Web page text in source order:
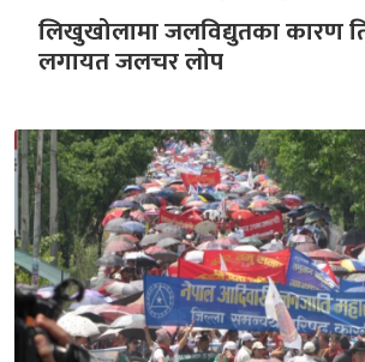
लिखुखोलामा जलविद्युतका कारण
लगायत जलचर लोप